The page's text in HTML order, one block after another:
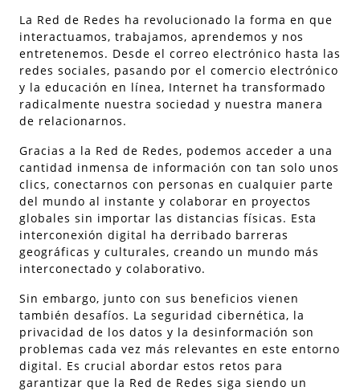
La Red de Redes ha revolucionado la forma en que
interactuamos, trabajamos, aprendemos y nos
entretenemos. Desde el correo electrónico hasta las
redes sociales, pasando por el comercio electrónico
y la educación en línea, Internet ha transformado
radicalmente nuestra sociedad y nuestra manera
de relacionarnos.
Gracias a la Red de Redes, podemos acceder a una
cantidad inmensa de información con tan solo unos
clics, conectarnos con personas en cualquier parte
del mundo al instante y colaborar en proyectos
globales sin importar las distancias físicas. Esta
interconexión digital ha derribado barreras
geográficas y culturales, creando un mundo más
interconectado y colaborativo.
Sin embargo, junto con sus beneficios vienen
también desafíos. La seguridad cibernética, la
privacidad de los datos y la desinformación son
problemas cada vez más relevantes en este entorno
digital. Es crucial abordar estos retos para
garantizar que la Red de Redes siga siendo un